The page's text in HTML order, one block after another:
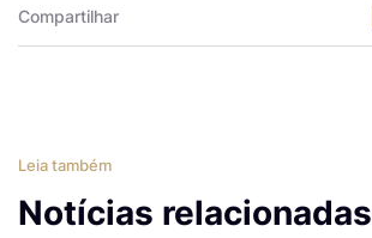
Compartilhar
Leia também
Notícias relacionadas